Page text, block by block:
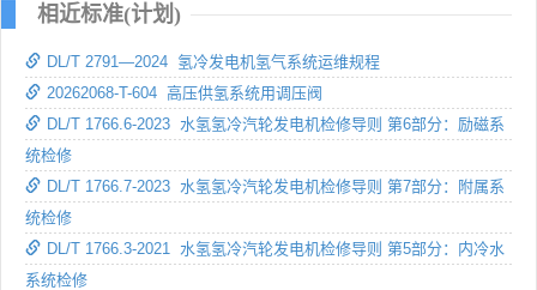
相近标准(计划)
DL/T 2791—2024 氢冷发电机氢气系统运维规程
20262068-T-604 高压供氢系统用调压阀
DL/T 1766.6-2023 水氢氢冷汽轮发电机检修导则 第6部分：励磁系
统检修
DL/T 1766.7-2023 水氢氢冷汽轮发电机检修导则 第7部分：附属系
统检修
DL/T 1766.3-2021 水氢氢冷汽轮发电机检修导则 第5部分：内冷水
系统检修